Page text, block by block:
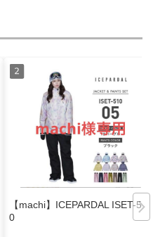
【machi】ICEPARDAL ISET-51
0